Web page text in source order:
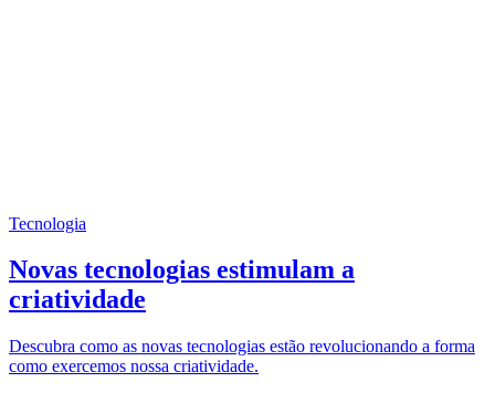
Tecnologia
Novas tecnologias estimulam a
criatividade
Descubra como as novas tecnologias estão revolucionando a forma
como exercemos nossa criatividade.